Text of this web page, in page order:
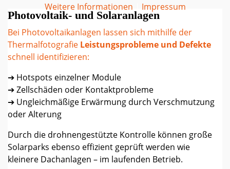
Photovoltaik- und Solaranlagen
Bei Photovoltaikanlagen lassen sich mithilfe der
Thermalfotografie Leistungsprobleme und Defekte
schnell identifizieren:
➔ Hotspots einzelner Module
➔ Zellschäden oder Kontaktprobleme
➔ Ungleichmäßige Erwärmung durch Verschmutzung
oder Alterung
Durch die drohnengestützte Kontrolle können große
Solarparks ebenso effizient geprüft werden wie
kleinere Dachanlagen – im laufenden Betrieb.
Weitere Informationen Impressum